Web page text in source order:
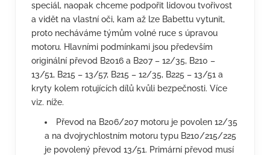
speciál, naopak chceme podpořit lidovou tvořivost
a vidět na vlastní oči, kam až lze Babettu vytunit,
proto necháváme týmům volné ruce s úpravou
motoru. Hlavními podmínkami jsou především
originální převod B2016 a B207 – 12/35, B210 –
13/51, B215 – 13/57, B215 – 12/35, B225 – 13/51 a
kryty kolem rotujících dílů kvůli bezpečnosti. Více
viz. níže.
Převod na B206/207 motoru je povolen 12/35
a na dvojrychlostním motoru typu B210/215/225
je povolený převod 13/51. Primární převod musí